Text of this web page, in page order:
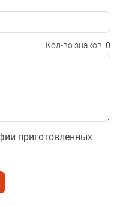
Кол-во знаков: 0
приготовленных